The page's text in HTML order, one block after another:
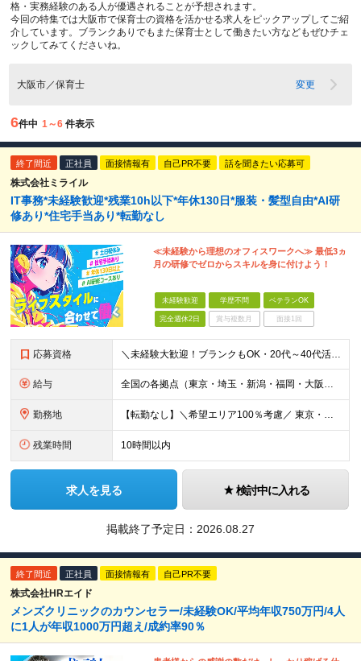
格・実務経験のある人が優遇されることが予想されます。
今回の特集では大阪市で保育士の資格を活かせる求人をピックアップしてご紹
介しています。ブランクありでもまた保育士として働きたい方などもぜひチェ
ックしてみてくださいね。
大阪市／保育士 変更
6件中 1～6 件表示
終了間近 正社員 面接情報有 自己PR不要 話を聞きたい応募可
株式会社ミライル
IT事務*未経験歓迎*残業10h以下*年休130日*服装・髪型自由*AI研
修あり*住宅手当あり*転勤なし
≪未経験から理想のオフィスワークへ≫ 最低3ヵ
月の研修でゼロからスキルを身に付けよう！
未経験歓迎 学歴不問 ベテランOK
完全週休2日 賞与複数月 面接1回
応募資格 ＼未経験大歓迎！ブランクもOK・20代～40代活躍中／ オフィスワーク初めての方もぜひご応募ください◎ ◆学歴不問 ◆未経験OK ◆既卒・第二新卒OK ～このような方にぴったりです～ ・安心の研修
給与 全国の各拠点（東京・埼玉・新潟・福岡・大阪）で募集中！ 給与は以下の通り、勤務地により異なります。 新潟勤務の場合 201,000円〜201,000円（試用期間変更なし）＋賞与 東京・埼玉勤務の場合
勤務地 【転勤なし】＼希望エリア100％考慮／ 東京・埼玉・新潟・福岡・大阪の各拠点 ※様々な企業の現場で、当社プロジェクトに加わり業務を行っていただきます。 ■新潟支店 〒950-0088 新潟県新潟市中
残業時間 10時間以内
求人を見る 検討中に入れる
掲載終了予定日： 2026.08.27
終了間近 正社員 面接情報有 自己PR不要
株式会社HRエイド
メンズクリニックのカウンセラー/未経験OK/平均年収750万円/4人
に1人が年収1000万円超え/成約率90％